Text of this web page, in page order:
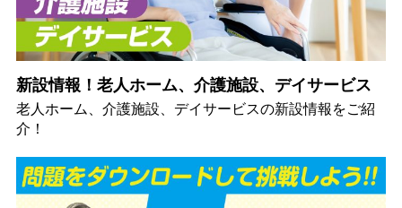
新設情報！老人ホーム、介護施設、デイサービス
老人ホーム、介護施設、デイサービスの新設情報をご紹
介！